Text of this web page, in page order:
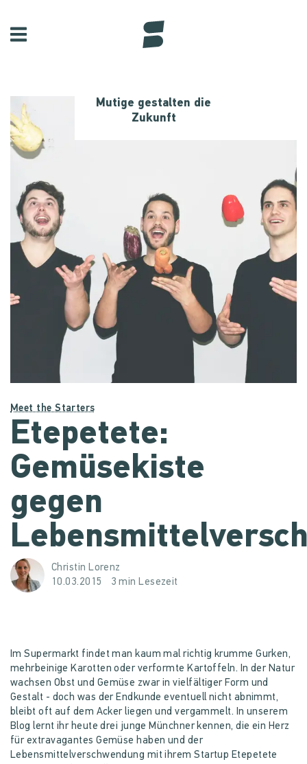
Mutige gestalten die
Zukunft
Meet the Starters
Etepetete:
Gemüsekiste
gegen
Christin Lorenz
10.03.2015
3 min Lesezeit
Im Supermarkt findet man kaum mal richtig krumme Gurken,
mehrbeinige Karotten oder verformte Kartoffeln. In der Natur
wachsen Obst und Gemüse zwar in vielfältiger Form und
Gestalt - doch was der Endkunde eventuell nicht abnimmt,
bleibt oft auf dem Acker liegen und vergammelt. In unserem
Blog lernt ihr heute drei junge Münchner kennen, die ein Herz
für extravagantes Gemüse haben und der
Lebensmittelverschwendung mit ihrem Startup Etepetete